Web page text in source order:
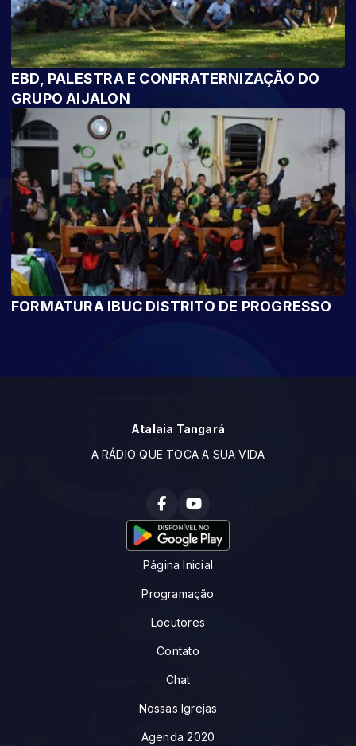
EBD, PALESTRA E CONFRATERNIZAÇÃO DO
GRUPO AIJALON
FORMATURA IBUC DISTRITO DE PROGRESSO
Atalaia Tangará
A RÁDIO QUE TOCA A SUA VIDA
Página Inicial
Programação
Locutores
Contato
Chat
Nossas Igrejas
Agenda 2020